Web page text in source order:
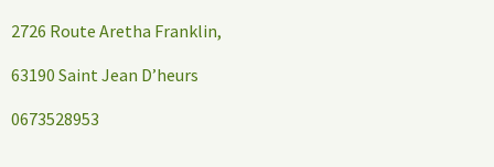
2726 Route Aretha Franklin,
63190 Saint Jean D’heurs
0673528953